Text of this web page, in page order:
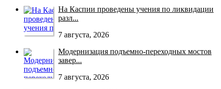
На Каспии проведены учения по ликвидации
разл...
7 августа, 2026
Модернизация подъемно-переходных мостов
завер...
7 августа, 2026